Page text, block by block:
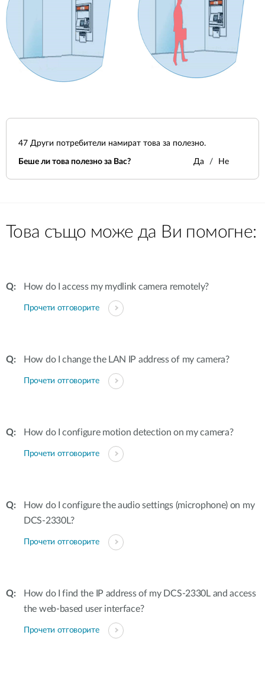
47 Други потребители намират това за полезно.
Беше ли това полезно за Вас? Да Не
Това също може да Ви помогне:
How do I access my mydlink camera remotely?
Прочети отговорите
How do I change the LAN IP address of my camera?
Прочети отговорите
How do I configure motion detection on my camera?
Прочети отговорите
How do I configure the audio settings (microphone) on my
DCS-2330L?
Прочети отговорите
How do I find the IP address of my DCS-2330L and access
the web-based user interface?
Прочети отговорите